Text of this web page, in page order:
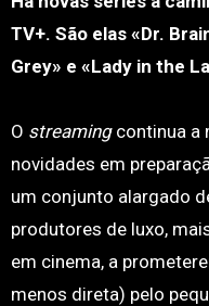
TV+. São elas «Dr.
Grey» e «Lady in the
O streamingcontinua a
novidades em
um conjunto alargado
produtores de luxo,
em cinema, a
menos direta) pelo